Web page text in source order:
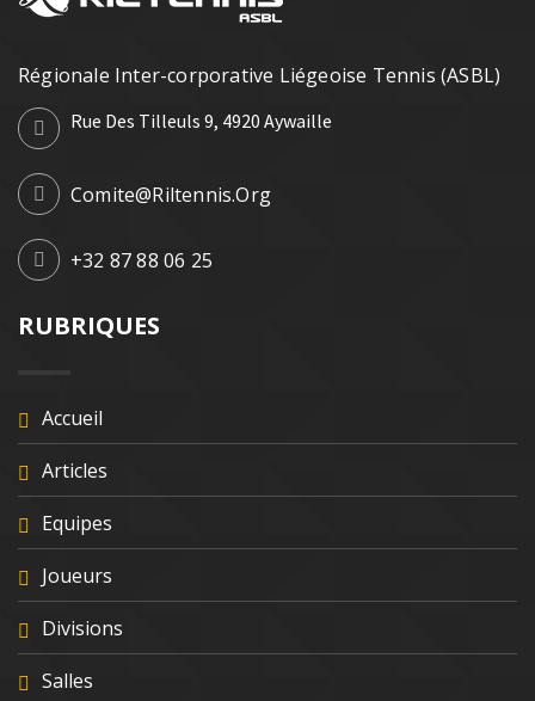
Régionale Inter-corporative Liégeoise Tennis (ASBL)
Rue Des Tilleuls 9, 4920 Aywaille
Comite@riltennis.org
+32 87 88 06 25
RUBRIQUES
Accueil
Articles
Equipes
Joueurs
Divisions
Salles